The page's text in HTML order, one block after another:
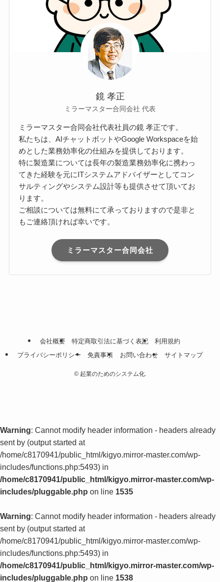
鏡 孝正
ミラーマスター合同会社 代表
ミラーマスター合同会社代表社員の鏡 孝正です。
私たちは、AIチャットボットやGoogle Workspaceを始
めとした業務効率化の仕組みを提供しております。
特に製造業については長年の製造業務効率化に携わっ
てきた経験を元にITシステムアドバイザーとしてコン
サルティングやシステム設計等も提供させて頂いてお
ります。
ご相談については無料にて承っておりますので是非と
もご連絡頂ければ幸いです。
ミラーマスター合同会社
会社概要 特定商取引法に基づく表記
利用規約
プライバシーポリシー
免責事項 お問い合わせ サイトマップ
©起業のためのシステム化.
Warning: Cannot modify header information - headers already
sent by (output started at
/home/c8170941/public_html/kigyo.mirror-master.com/wp-
includes/functions.php:5493) in
/home/c8170941/public_html/kigyo.mirror-master.com/wp-
includes/pluggable.php on line 1535
Warning: Cannot modify header information - headers already
sent by (output started at
/home/c8170941/public_html/kigyo.mirror-master.com/wp-
includes/functions.php:5493) in
/home/c8170941/public_html/kigyo.mirror-master.com/wp-
includes/pluggable.php on line 1538